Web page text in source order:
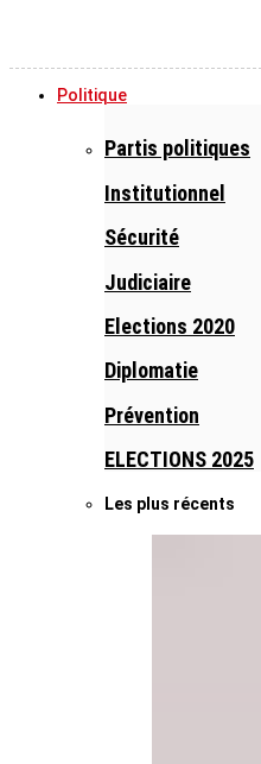
Politique
Partis politiques
Institutionnel
Sécurité
Judiciaire
Elections 2020
Diplomatie
Prévention
ELECTIONS 2025
Les plus récents